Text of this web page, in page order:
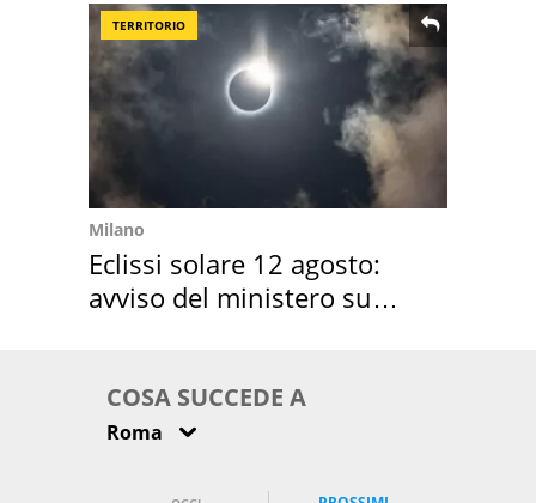
TERRITORIO
Milano
Eclissi solare 12 agosto:
avviso del ministero su